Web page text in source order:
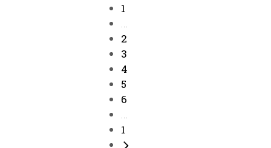
1
...
2
3
4
5
6
...
1